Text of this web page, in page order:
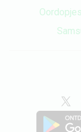
Oordopjes